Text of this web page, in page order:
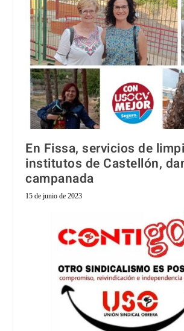
En Fissa, servicios de
institutos de Castellón,
campanada
15 de junio de 2023